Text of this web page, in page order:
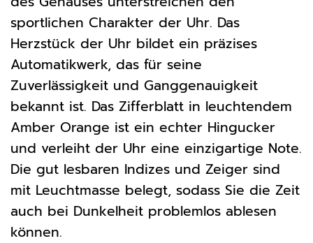
sportlichen Charakter der Uhr. Das
Herzstück der Uhr bildet ein präzises
Automatikwerk, das für seine
Zuverlässigkeit und Ganggenauigkeit
bekannt ist. Das Zifferblatt in leuchtendem
Amber Orange ist ein echter Hingucker
und verleiht der Uhr eine einzigartige Note.
Die gut lesbaren Indizes und Zeiger sind
mit Leuchtmasse belegt, sodass Sie die Zeit
auch bei Dunkelheit problemlos ablesen
können.